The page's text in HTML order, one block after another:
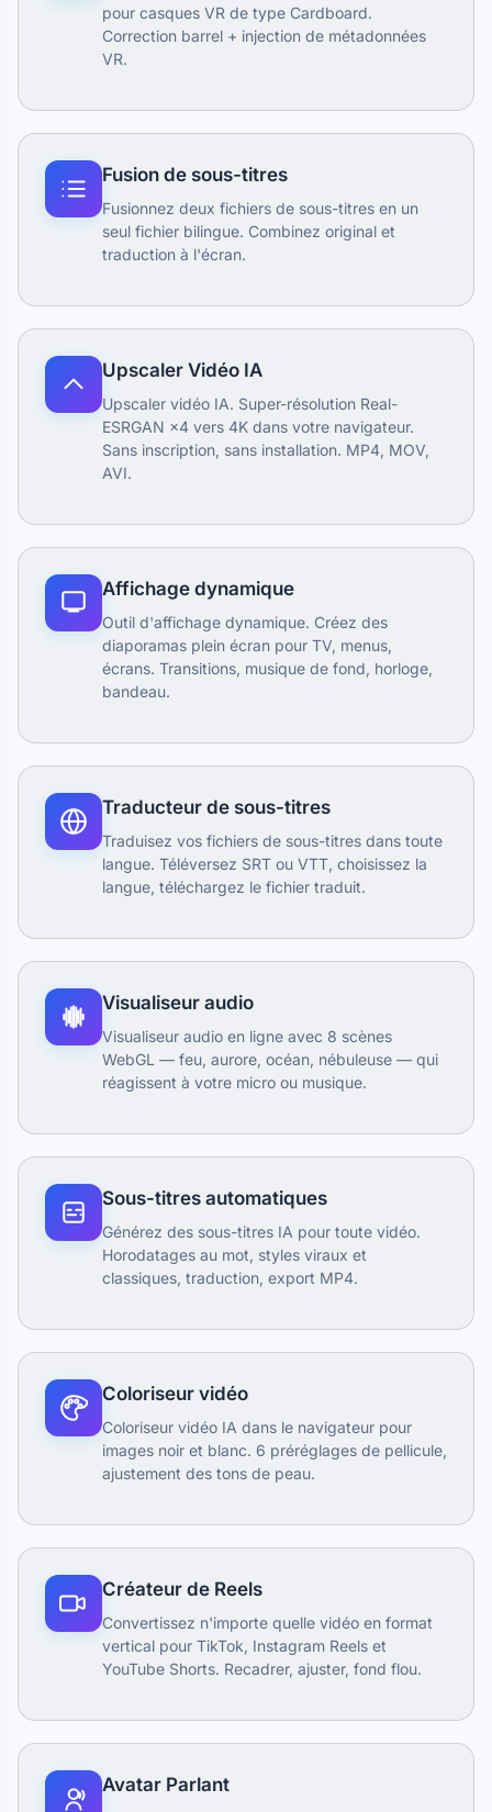
pour casques VR de type Cardboard.
Correction barrel + injection de métadonnées
VR.
Fusion de sous-titres
Fusionnez deux fichiers de sous-titres en un
seul fichier bilingue. Combinez original et
traduction à l'écran.
Upscaler Vidéo IA
Upscaler vidéo IA. Super-résolution Real-
ESRGAN ×4 vers 4K dans votre navigateur.
Sans inscription, sans installation. MP4, MOV,
AVI.
Affichage dynamique
Outil d'affichage dynamique. Créez des
diaporamas plein écran pour TV, menus,
écrans. Transitions, musique de fond, horloge,
bandeau.
Traducteur de sous-titres
Traduisez vos fichiers de sous-titres dans toute
langue. Téléversez SRT ou VTT, choisissez la
langue, téléchargez le fichier traduit.
Visualiseur audio
Visualiseur audio en ligne avec 8 scènes
WebGL — feu, aurore, océan, nébuleuse — qui
réagissent à votre micro ou musique.
Sous-titres automatiques
Générez des sous-titres IA pour toute vidéo.
Horodatages au mot, styles viraux et
classiques, traduction, export MP4.
Coloriseur vidéo
Coloriseur vidéo IA dans le navigateur pour
images noir et blanc. 6 préréglages de pellicule,
ajustement des tons de peau.
Créateur de Reels
Convertissez n'importe quelle vidéo en format
vertical pour TikTok, Instagram Reels et
YouTube Shorts. Recadrer, ajuster, fond flou.
Avatar Parlant